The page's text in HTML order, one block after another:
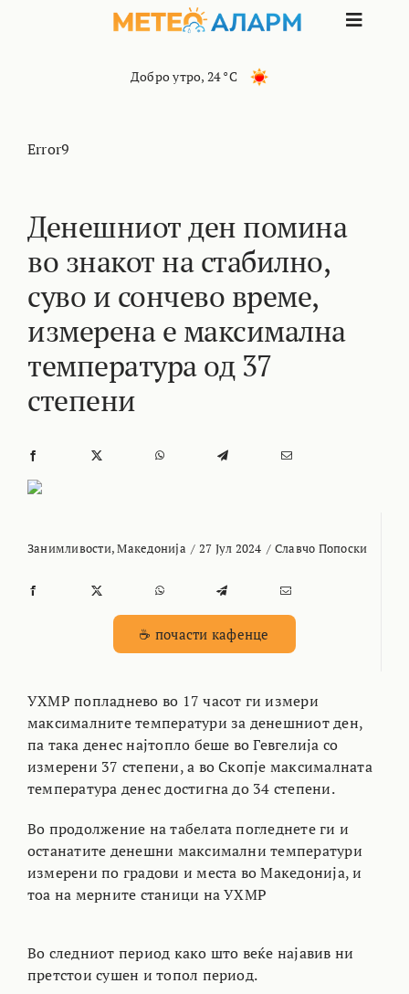
Toggle
КОНТАКТ
МАРКЕТИНГ
Добро утро, 24 °C
Error9
Денешниот ден помина
во знакот на стабилно,
суво и сончево време,
измерена е максимална
температура од 37
степени
Занимливости,Македонија / 27 Јул 2024 / Славчо Попоски
☕ почасти кафенце
УХМР попладнево во 17 часот ги измери
максималните температури за денешниот ден,
па така денес најтопло беше во Гевгелија со
измерени 37 степени, а во Скопје максималната
температура денес достигна до 34 степени.
Во продолжение на табелата погледнете ги и
останатите денешни максимални температури
измерени по градови и места во Македонија, и
тоа на мерните станици на УХМР
Во следниот период како што веќе најавив ни
претстои сушен и топол период.